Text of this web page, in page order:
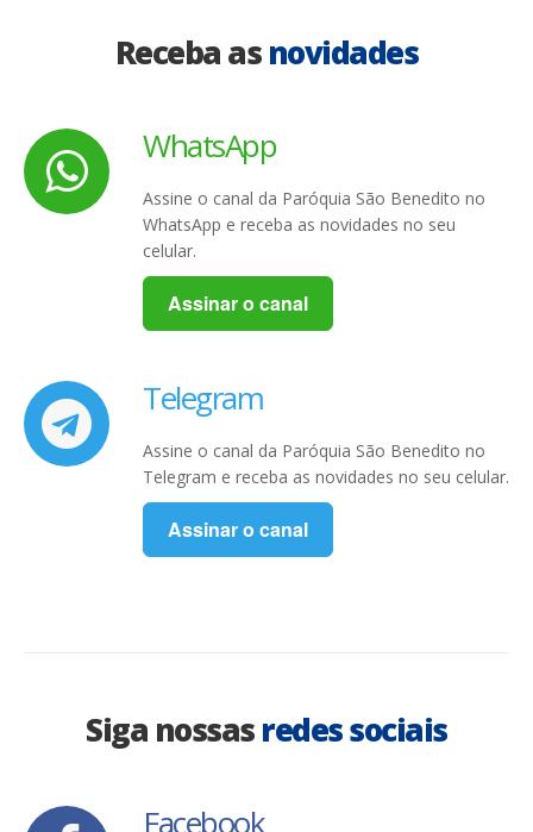
Receba asnovidades
WhatsApp
Assine o canal da Paróquia São Benedito no
WhatsApp e receba as novidades no seu
celular.
Assinar o canal
Telegram
Assine o canal da Paróquia São Benedito no
Telegram e receba as novidades no seu celular.
Assinar o canal
Siga nossasredes sociais
Facebook